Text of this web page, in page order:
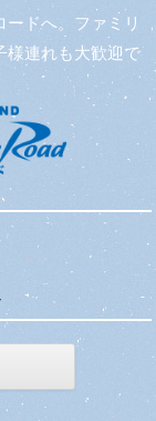
ドへ。ファミリ
様連れも大歓迎で
コンテン